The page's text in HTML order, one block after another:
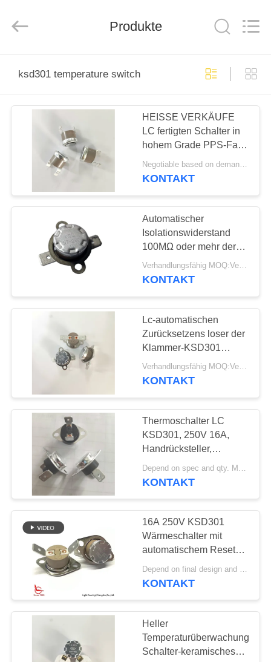
PRODUKTE
VIDEOS
SHOW
FABRIK-
AUSFLUG
QUALITÄTSKONTROLLE
TRETEN
SIE
VERBINDUNG
NACHRICHTEN
FÄLLE
SITEMAP
PRIVACY
Rights
Produkte
ksd301 temperature switch
HEISSE VERKÄUFE
LC fertigten Schalter in
hohem Grade PPS-Fall
UL/CUL/VDE der
Temperatur-KSD301
Negotiable based on demand quantity MOQ:2000pcs, konnte verkäuflich sein
KONTAKT
Automatischer
Isolationswiderstand
100MΩ oder mehr der
Temperatur-KSD301 des
Schalter-T24-SF2-PB
Verhandlungsfähig MOQ:Verhandelbar
KONTAKT
Lc-automatischen
Zurücksetzens loser der
Klammer-KSD301
Anschluss
Temperaturüberwachungs-
Verhandlungsfähig MOQ:Verhandelbar
KONTAKT
Thermoschalter LC
KSD301, 250V 16A,
Handrücksteller,
phenoplastischer Fall,
Anschluss 90°
KONTAKT
16A 250V KSD301
Wärmeschalter mit
automatischem Reset
und 45°C-Terminal-PPS-
Gehäuse
Depend on final design and demand quantity MOQ:1000PCS
KONTAKT
Heller
Temperaturüberwachungs-
Schalter-keramisches